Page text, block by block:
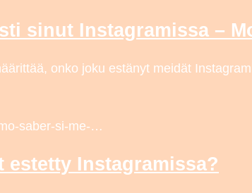
sinut Instagramissa –
onko joku estänyt meidät
saber-si-me-…
estetty Instagramissa?